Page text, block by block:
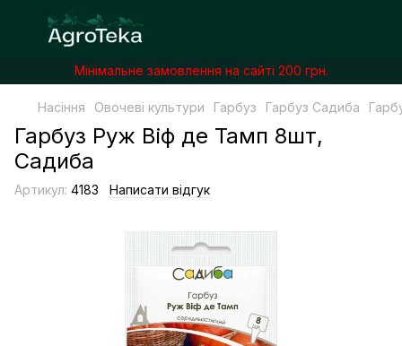
Мінімальне замовлення на сайті 200 грн.
Насіння Овочеві культури Гарбуз Гарбуз Садиба
Гарбуз Руж Віф де Тамп 8шт,
Садиба
Артикул: 4183 Написати відгук